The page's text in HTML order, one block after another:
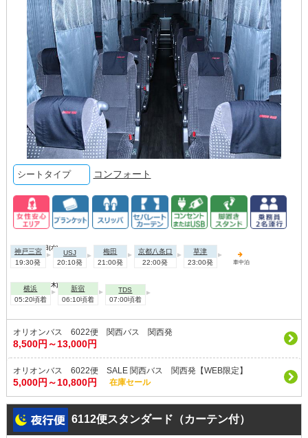
シートタイプ コンフォート
2026年09月02日(水)
神戸三宮
19:30発
USJ
20:10発
梅田
21:00発
京都八条口
22:00発
草津
23:00発
車中泊
2026年09月03日(木)
横浜
05:20頃着
新宿
06:10頃着
TDS
07:00頃着
オリオンバス 6022便 関西バス 関西発
8,500円～13,000円
オリオンバス 6022便 SALE 関西バス 関西発【WEB限定】
5,000円～10,800円 在庫セール
6112便スタンダード（カーテン付）